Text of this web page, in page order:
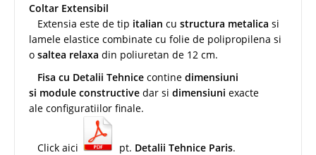
Coltar Extensibil
Extensia este de tip italian cu structura metalica si
lamele elastice combinate cu folie de polipropilena si
o saltea relaxa din poliuretan de 12 cm.
Fisa cu Detalii Tehnice contine dimensiuni
si module constructive dar si dimensiuni exacte
ale configuratiilor finale.
Click aici pt. Detalii Tehnice Paris.